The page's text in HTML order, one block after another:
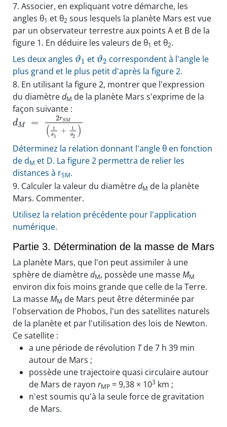
7. Associer, en expliquant votre démarche, les
angles θ1 et θ2 sous lesquels la planète Mars est vue
par un observateur terrestre aux points A et B de la
figure 1. En déduire les valeurs de θ1 et θ2.
Les deux angles ϑ1 etϑ2 correspondent à l'angle le
plus grand et le plus petit d'après la figure 2.
8. En utilisant la figure 2, montrer que l'expression
du diamètredM de la planète Mars s'exprime de la
façon suivante :
dM = 2rSM
( 1
θ1
+ 1
θ2 )
Déterminez la relation donnant l'angle θ en fonction
de dM et D. La figure 2 permettra de relier les
distances à rSM.
9. Calculer la valeur du diamètredM de la planète
Mars. Commenter.
Utilisez la relation précédente pour l'application
numérique.
Partie 3. Détermination de la masse de Mars
La planète Mars, que l'on peut assimiler à une
sphère de diamètredM, possède une masseMM
environ dix fois moins grande que celle de la Terre.
La masseMM de Mars peut être déterminée par
l'observation de Phobos, l'un des satellites naturels
de la planète et par l'utilisation des lois de Newton.
Ce satellite :
a une période de révolution Tde 7 h 39 min
autour de Mars ;
possède une trajectoire quasi circulaire autour
de Mars de rayon rMP = 9,38 × 103 km ;
n'est soumis qu'à la seule force de gravitation
de Mars.